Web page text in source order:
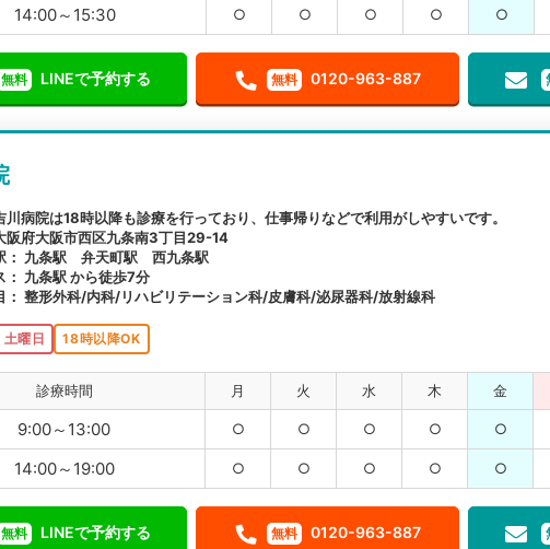
14:00～15:30 ○ ○ ○ ○ ○
無料 LINEで予約する 無料 0120-963-887
川病院は18時以降も診療を行っており、仕事帰りなどで利用がしやすいです。
阪府大阪市西区九条南3丁目29-14
： 九条駅 弁天町駅 西九条駅
： 九条駅 から徒歩7分
： 整形外科/内科/リハビリテーション科/皮膚科/泌尿器科/放射線科
土曜日 18時以降OK
診療時間 月 火 水 木 金
9:00～13:00 ○ ○ ○ ○ ○
14:00～19:00 ○ ○ ○ ○ ○
無料 LINEで予約する 無料 0120-963-887